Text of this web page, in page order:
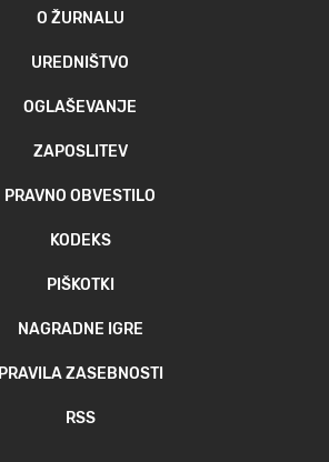
O ŽURNALU
UREDNIŠTVO
OGLAŠEVANJE
ZAPOSLITEV
PRAVNO OBVESTILO
KODEKS
PIŠKOTKI
NAGRADNE IGRE
PRAVILA ZASEBNOSTI
RSS